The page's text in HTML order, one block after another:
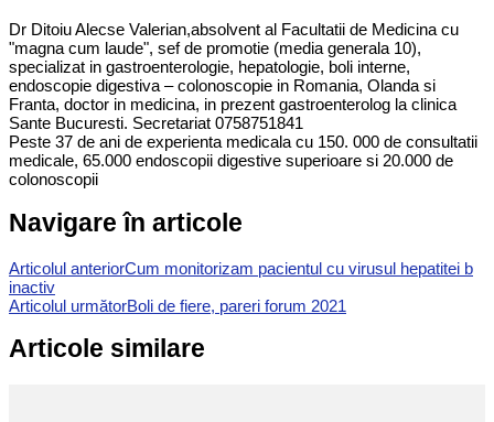
Dr Ditoiu Alecse Valerian,absolvent al Facultatii de Medicina cu
"magna cum laude", sef de promotie (media generala 10),
specializat in gastroenterologie, hepatologie, boli interne,
endoscopie digestiva – colonoscopie in Romania, Olanda si
Franta, doctor in medicina, in prezent gastroenterolog la clinica
Sante Bucuresti. Secretariat 0758751841
Peste 37 de ani de experienta medicala cu 150. 000 de consultatii
medicale, 65.000 endoscopii digestive superioare si 20.000 de
colonoscopii
Navigare în articole
Articolul anteriorCum monitorizam pacientul cu virusul hepatitei b
inactiv
Articolul următorBoli de fiere, pareri forum 2021
Articole similare